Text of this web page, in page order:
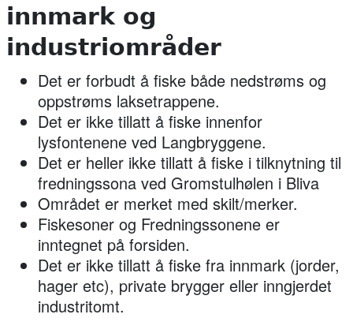
innmark og
industriområder
Det er forbudt å fiske både nedstrøms og
oppstrøms laksetrappene.
Det er ikke tillatt å fiske innenfor
lysfontenene ved Langbryggene.
Det er heller ikke tillatt å fiske i tilknytning til
fredningssona ved Gromstulhølen i Bliva
Området er merket med skilt/merker.
Fiskesoner og Fredningssonene er
inntegnet på forsiden.
Det er ikke tillatt å fiske fra innmark (jorder,
hager etc), private brygger eller inngjerdet
industritomt.